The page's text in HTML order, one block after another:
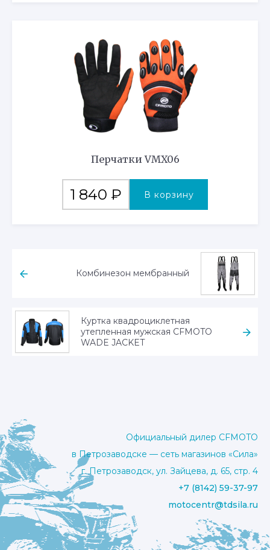
Перчатки VMX06
1 840 ₽ В корзину
Комбинезон мембранный
Куртка квадроциклетная
утепленная мужская CFMOTO
WADE JACKET
Официальный дилер CFMOTO
в Петрозаводске — сеть магазинов «Сила»
г. Петрозаводск, ул. Зайцева, д. 65, стр. 4
+7 (8142) 59-37-97
motocentr@tdsila.ru